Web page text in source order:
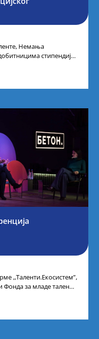
Немања
стипендије
,,Таленти.Екосистем”,
Фонда за младе таленте